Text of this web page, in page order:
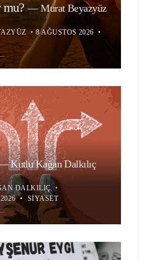
mu?—Murat Beyazyüz
• 8 AĞUSTOS 2026 •
Kutlu Kağan Dalkılıç
DALKILIÇ •
• SIYASET